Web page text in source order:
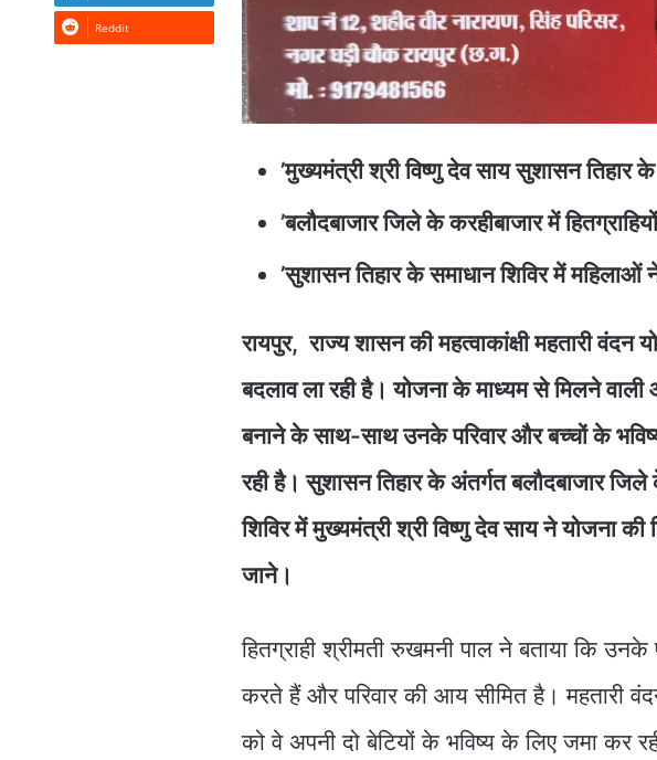
’मुख्यमंत्री श्री विष्णु देव साय सुशासन तिहार
’बलौदबाजार जिले के करहीबाजार में
’सुशासन तिहार के समाधान शिविर में
रायपुर, राज्य शासन की महत्वाकांक्षी महतारी
बदलाव ला रही है। योजना के माध्यम से मिलने
बनाने के साथ-साथ उनके परिवार और बच्चों के
रही है। सुशासन तिहार के अंतर्गत बलौदबाजार
शिविर में मुख्यमंत्री श्री विष्णु देव साय ने योजना
जाने।
हितग्राही श्रीमती रुखमनी पाल ने बताया कि उनके
करते हैं और परिवार की आय सीमित है। महतारी
को वे अपनी दो बेटियों के भविष्य के लिए जमा कर
Reddit